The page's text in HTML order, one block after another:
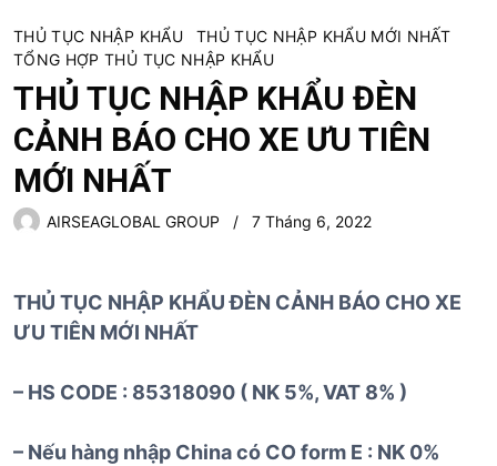
THỦ TỤC NHẬP KHẨU
THỦ TỤC NHẬP KHẨU MỚI NHẤT
TỔNG HỢP THỦ TỤC NHẬP KHẨU
THỦ TỤC NHẬP KHẨU ĐÈN
CẢNH BÁO CHO XE ƯU TIÊN
MỚI NHẤT
AIRSEAGLOBAL GROUP 7 Tháng 6, 2022
THỦ TỤC NHẬP KHẨU ĐÈN CẢNH BÁO CHO XE
ƯU TIÊN MỚI NHẤT
– HS CODE : 85318090 ( NK 5%, VAT 8% )
– Nếu hàng nhập China có CO form E : NK 0%